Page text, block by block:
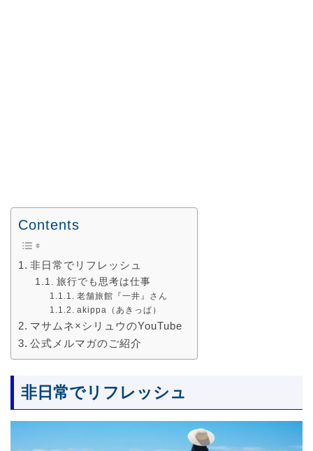
Contents
非日常でリフレッシュ
旅行でも思考は仕事
老舗旅館『一井』さん
akippa（あきっぱ）
マサムネ×シリュウのYouTube
公式メルマガのご紹介
非日常でリフレッシュ